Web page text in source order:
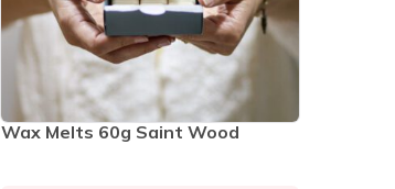
Wax Melts 60g Saint Wood